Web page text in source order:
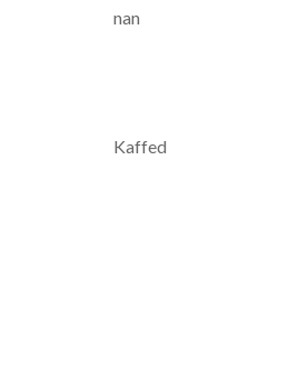
nan
Kaffed